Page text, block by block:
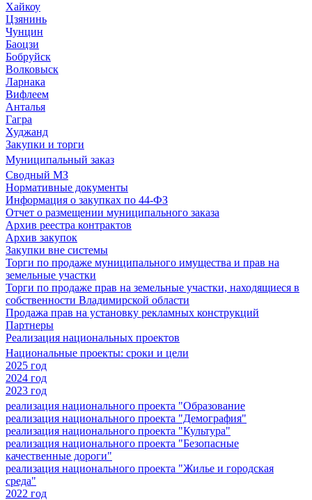
Хайкоу
Цзянинь
Чунцин
Баоцзи
Бобруйск
Волковыск
Ларнака
Вифлеем
Анталья
Гагра
Худжанд
Закупки и торги
Муниципальный заказ
Сводный МЗ
Нормативные документы
Информация о закупках по 44-ФЗ
Отчет о размещении муниципального заказа
Архив реестра контрактов
Архив закупок
Закупки вне системы
Торги по продаже муниципального имущества и прав на
земельные участки
Торги по продаже прав на земельные участки, находящиеся в
собственности Владимирской области
Продажа прав на установку рекламных конструкций
Партнеры
Реализация национальных проектов
Национальные проекты: сроки и цели
2025 год
2024 год
2023 год
реализация национального проекта "Образование
реализация национального проекта "Демография"
реализация национального проекта "Культура"
реализация национального проекта "Безопасные
качественные дороги"
реализация национального проекта "Жилье и городская
среда"
2022 год